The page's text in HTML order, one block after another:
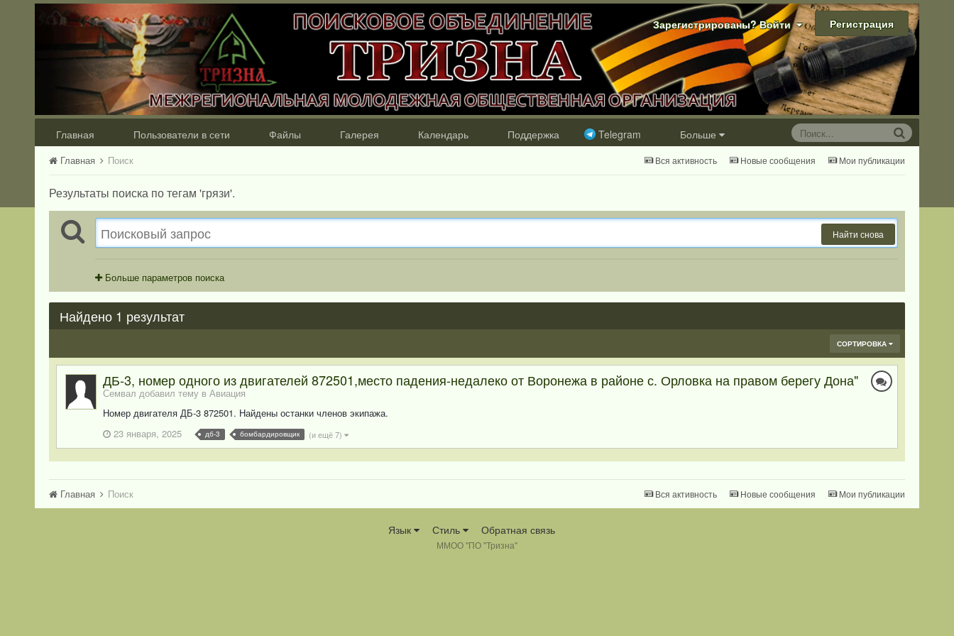
Зарегистрированы? Войти Регистрация
Главная Пользователи в сети Файлы Галерея Календарь Поддержка Telegram Больше
Вся активность Новые сообщения Мои публикации
Главная Поиск
Результаты поиска по тегам 'грязи'.
Найти снова
Больше параметров поиска
Найдено 1 результат
СОРТИРОВКА
ДБ-3, номер одного из двигателей 872501,место падения-недалеко от Воронежа в районе с. Орловка на правом берегу Дона"
Семвал добавил тему в Авиация
Номер двигателя ДБ-3 872501. Найдены останки членов экипажа.
23 января, 2025
дб-3 бомбардировщик (и ещё 7)
Вся активность Новые сообщения Мои публикации
Главная Поиск
Язык Стиль Обратная связь
ММОО "ПО "Тризна"